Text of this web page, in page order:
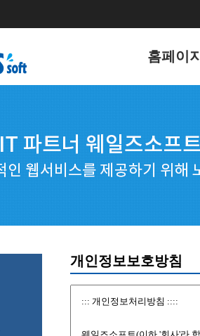
홈페이지
포트폴리오
개인정보보호방침